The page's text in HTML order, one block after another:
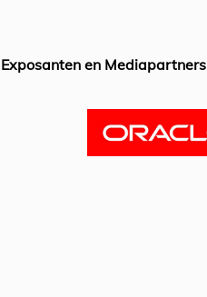
Exposanten en Mediapartners